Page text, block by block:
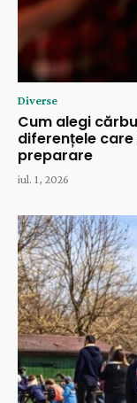
Diverse
Cum alegi
diferențele
preparare
iul. 1, 2026